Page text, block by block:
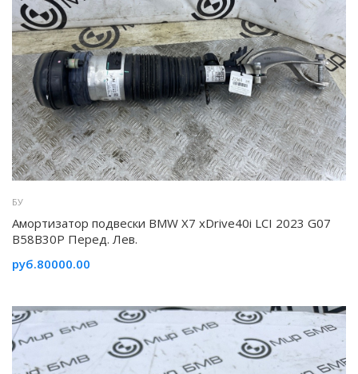
БУ
Амортизатор подвески BMW X7 xDrive40i LCI 2023 G07
B58B30P Перед. Лев.
руб.80000.00